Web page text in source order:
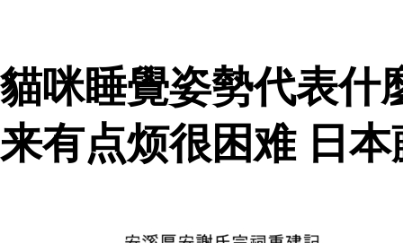
貓咪睡覺姿勢代表什
来有点烦很困难 日